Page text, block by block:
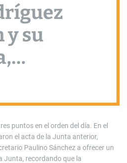
y su
al frente
puntos en el orden del día. En el
el acta de la Junta anterior,
Paulino Sánchez a ofrecer un
Junta, recordando que la